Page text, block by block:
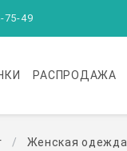
49
РАСПРОДАЖА
Женская одежда